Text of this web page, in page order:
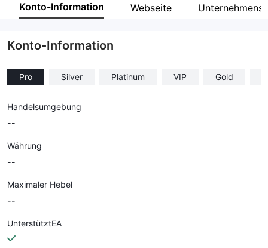
Unternehmensmitarbeiter
Konto-Information Webseite
Konto-Information
Pro Silver Platinum VIP Gold
Handelsumgebung
--
Währung
--
Maximaler Hebel
--
UnterstütztEA